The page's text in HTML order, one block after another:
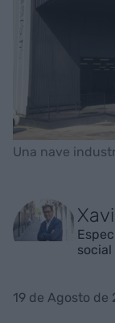
Una nave
social
19 de Agosto